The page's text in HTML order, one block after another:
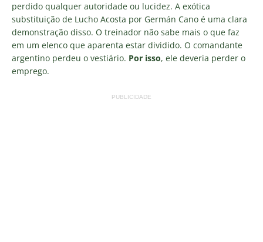
perdido qualquer autoridade ou lucidez. A exótica
substituição de Lucho Acosta por Germán Cano é uma clara
demonstração disso. O treinador não sabe mais o que faz
em um elenco que aparenta estar dividido. O comandante
argentino perdeu o vestiário. Por isso, ele deveria perder o
emprego.
PUBLICIDADE